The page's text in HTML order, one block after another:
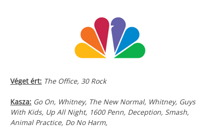
Véget ért: The Office, 30 Rock
Kasza: Go On, Whitney, The New Normal, Whitney, Guys
With Kids, Up All Night, 1600 Penn, Deception, Smash,
Animal Practice, Do No Harm,